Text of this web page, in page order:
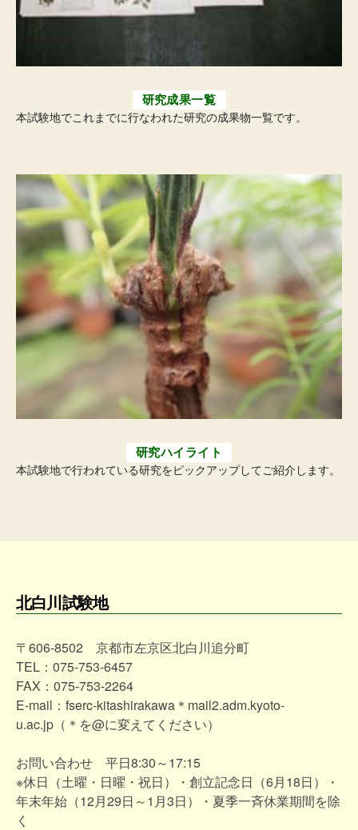
研究成果一覧
本試験地でこれまでに行なわれた研究の成果物一覧です。
研究ハイライト
本試験地で行われている研究をピックアップしてご紹介します。
北白川試験地
〒606-8502 京都市左京区北白川追分町
TEL：075-753-6457
FAX：075-753-2264
E-mail：fserc-kitashirakawa＊mail2.adm.kyoto-
u.ac.jp（＊を@に変えてください）
お問い合わせ 平日8:30～17:15
※休日（土曜・日曜・祝日）・創立記念日（6月18日）・
年末年始（12月29日～1月3日）・夏季一斉休業期間を除
く